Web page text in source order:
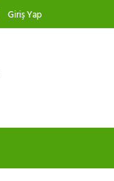
Giriş Yap